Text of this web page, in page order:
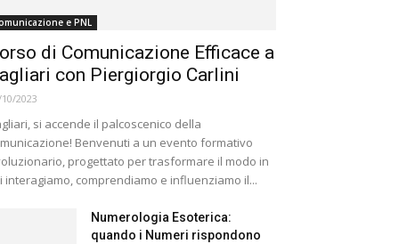
e PNL
di Comunicazione Efficace a
con Piergiorgio Carlini
2023
si accende il palcoscenico della
Benvenuti a un evento formativo
progettato per trasformare il modo in
interagiamo, comprendiamo e influenziamo il...
Numerologia Esoterica:
quando i Numeri rispondono